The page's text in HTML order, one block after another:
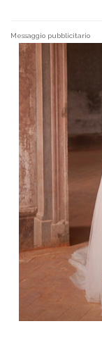
Messaggio pubblicitario